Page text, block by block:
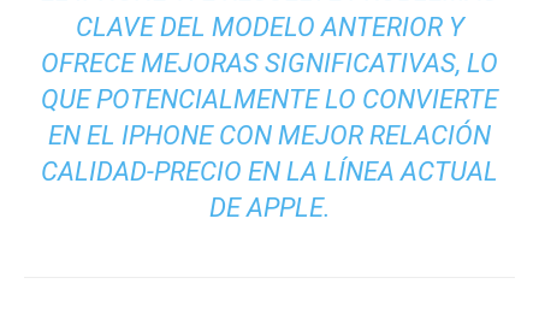
CLAVE DEL MODELO ANTERIOR Y
OFRECE MEJORAS SIGNIFICATIVAS, LO
QUE POTENCIALMENTE LO CONVIERTE
EN EL IPHONE CON MEJOR RELACIÓN
CALIDAD-PRECIO EN LA LÍNEA ACTUAL
DE APPLE.